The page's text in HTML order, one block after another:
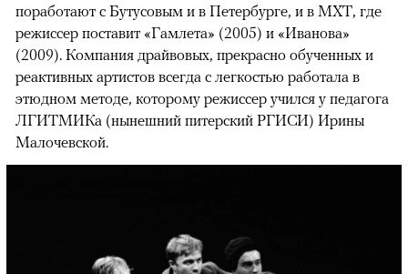
поработают с Бутусовым и в Петербурге, и в МХТ, где
режиссер поставит «Гамлета» (2005) и «Иванова»
(2009). Компания драйвовых, прекрасно обученных и
реактивных артистов всегда с легкостью работала в
этюдном методе, которому режиссер учился у педагога
ЛГИТМИКа (нынешний питерский РГИСИ) Ирины
Малочевской.